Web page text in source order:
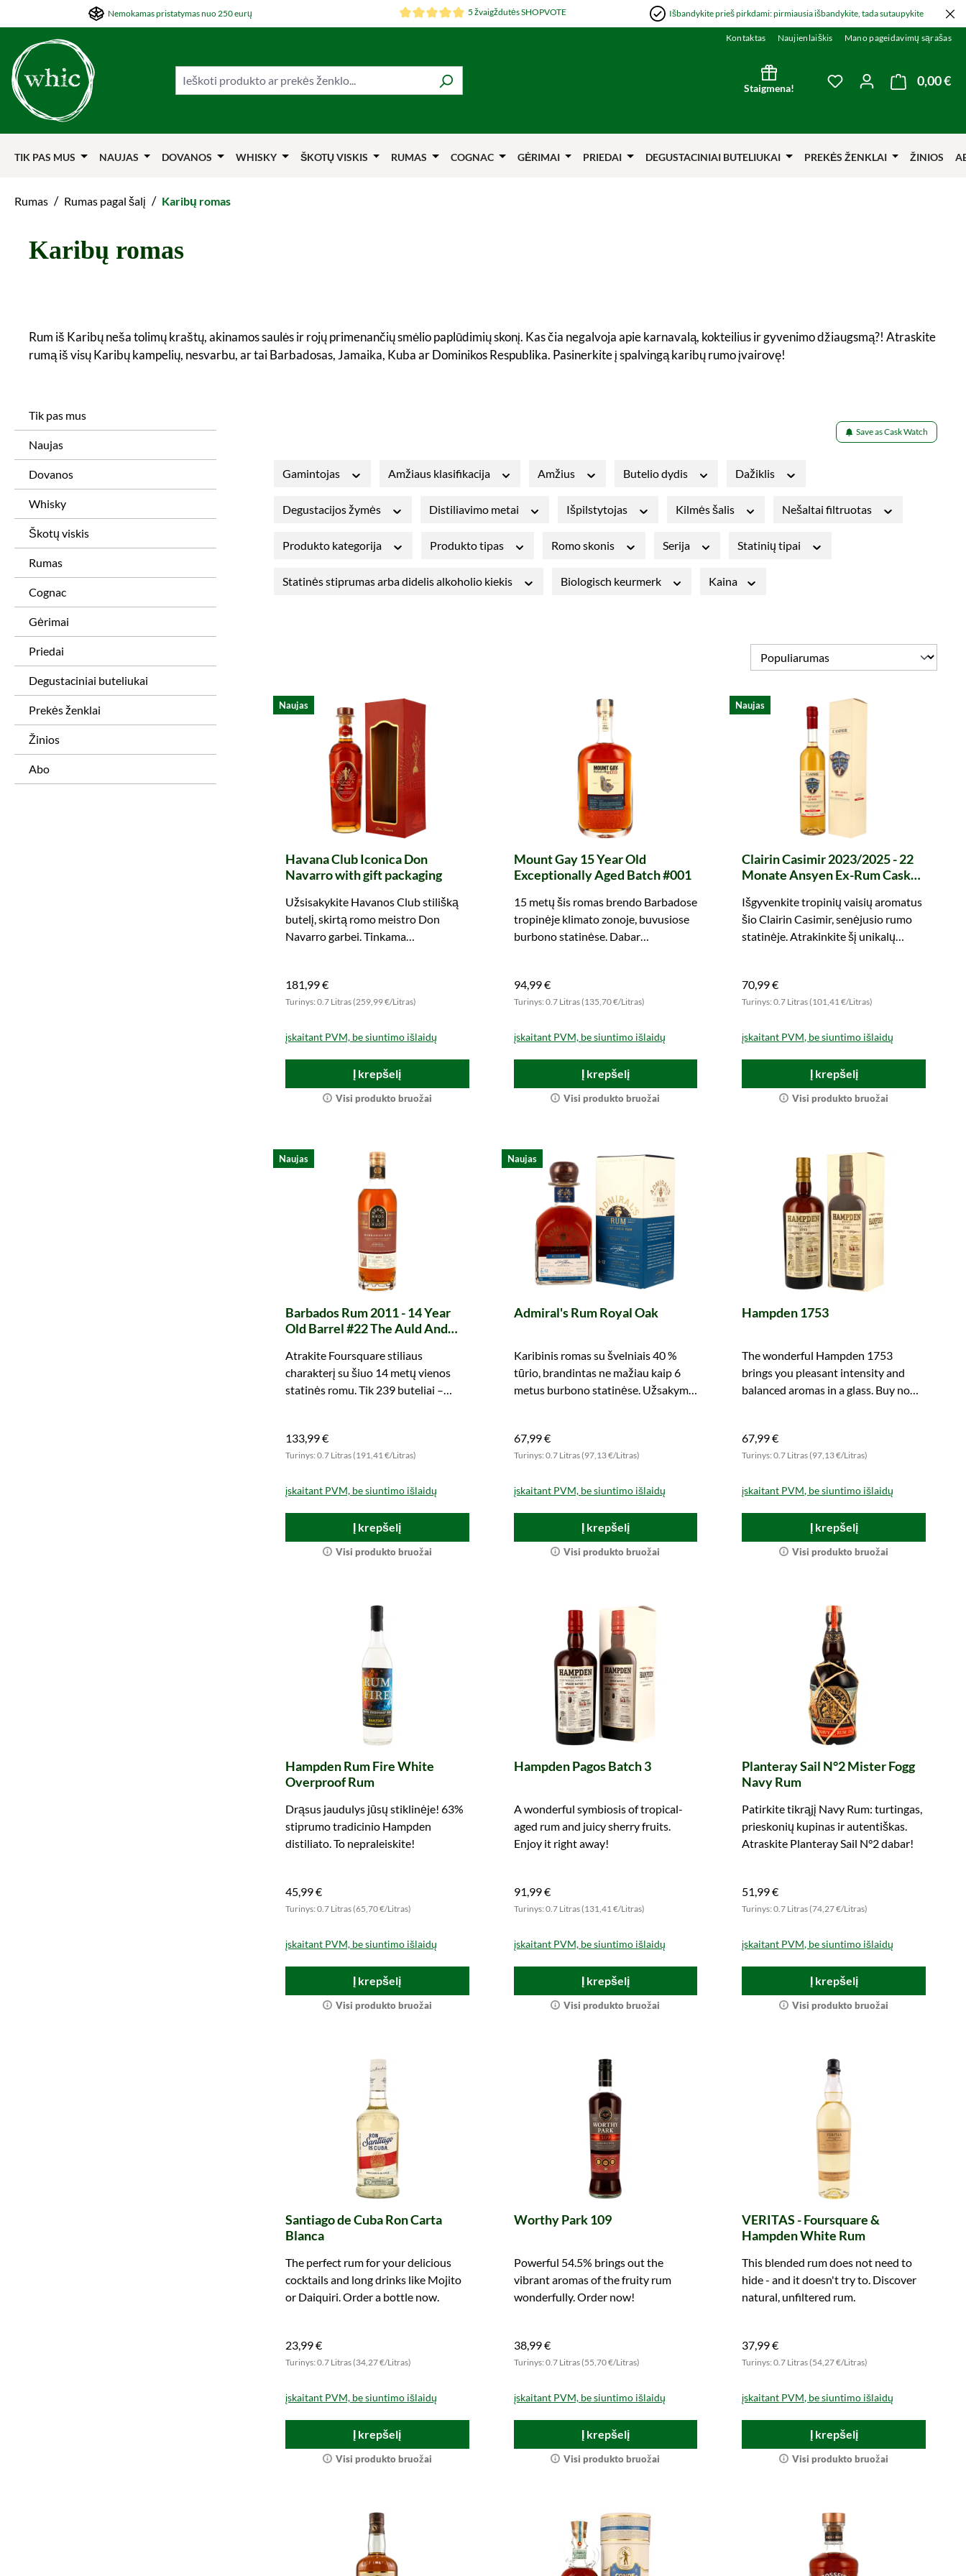
į pagrindinį turinį
Šokti į pagrindinę navigacijąNemokamas pristatymas nuo 250 eurų 5 žvaigždutės SHOPVOTE Išbandykite prieš pirkdami: pirmiausia išbandykite, tada sutaupykite
Kontaktas Naujienlaiškis Mano pageidavimų sąrašas
Staigmena!
You have 0 wishlist
0,00 €
TIK PAS MUS NAUJAS DOVANOS WHISKY ŠKOTŲ VISKIS RUMAS COGNAC GĖRIMAI PRIEDAI DEGUSTACINIAI BUTELIUKAI PREKĖS ŽENKLAI ŽINIOS
Rumas / Rumas pagal šalį / Karibų romas
Karibų romas
Rum iš Karibų neša tolimų kraštų, akinamos saulės ir rojų primenančių smėlio paplūdimių skonį. Kas čia negalvoja apie karnavalą, kokteilius ir gyvenimo džiaugsmą?! Atraskite
rumą iš visų Karibų kampelių, nesvarbu, ar tai Barbadosas, Jamaika, Kuba ar Dominikos Respublika. Pasinerkite į spalvingą karibų rumo įvairovę!
Tik pas mus
Naujas
Dovanos
Whisky
Škotų viskis
Rumas
Cognac
Gėrimai
Priedai
Degustaciniai buteliukai
Prekės ženklai
Žinios
Abo
Save as Cask Watch
Gamintojas Amžiaus klasifikacija Amžius Butelio dydis Dažiklis
Degustacijos žymės Distiliavimo metai Išpilstytojas Kilmės šalis Nešaltai filtruotas
Produkto kategorija Produkto tipas Romo skonis Serija Statinių tipai
Statinės stiprumas arba didelis alkoholio kiekis Biologisch keurmerk Kaina
Naujas
Havana Club Iconica Don
Navarro with gift packaging
Užsisakykite Havanos Club stilišką
butelį, skirtą romo meistro Don
Navarro garbei. Tinkama
181,99 €
Turinys: 0.7 Litras (259,99 €/Litras)
įskaitant PVM, be siuntimo išlaidų
Į krepšelį
Visi produkto bruožai
Mount Gay 15 Year Old
Exceptionally Aged Batch #001
15 metų šis romas brendo Barbadose
tropinėje klimato zonoje, buvusiose
burbono statinėse. Dabar
94,99 €
Turinys: 0.7 Litras (135,70 €/Litras)
įskaitant PVM, be siuntimo išlaidų
Į krepšelį
Visi produkto bruožai
Naujas
Clairin Casimir 2023/2025 - 22
Monate Ansyen Ex-Rum Cask
Išgyvenkite tropinių vaisių aromatus
šio Clairin Casimir, senėjusio rumo
statinėje. Atrakinkite šį unikalų
70,99 €
Turinys: 0.7 Litras (101,41 €/Litras)
įskaitant PVM, be siuntimo išlaidų
Į krepšelį
Visi produkto bruožai
Naujas
Barbados Rum 2011 - 14 Year
Old Barrel #22 The Auld And
Atrakite Foursquare stiliaus
charakterį su šiuo 14 metų vienos
statinės romu. Tik 239 buteliai –
133,99 €
Turinys: 0.7 Litras (191,41 €/Litras)
įskaitant PVM, be siuntimo išlaidų
Į krepšelį
Visi produkto bruožai
Naujas
Admiral's Rum Royal Oak
Karibinis romas su švelniais 40 %
tūrio, brandintas ne mažiau kaip 6
metus burbono statinėse. Užsakymai
67,99 €
Turinys: 0.7 Litras (97,13 €/Litras)
įskaitant PVM, be siuntimo išlaidų
Į krepšelį
Visi produkto bruožai
Hampden 1753
The wonderful Hampden 1753
brings you pleasant intensity and
balanced aromas in a glass. Buy now
67,99 €
Turinys: 0.7 Litras (97,13 €/Litras)
įskaitant PVM, be siuntimo išlaidų
Į krepšelį
Visi produkto bruožai
Hampden Rum Fire White
Overproof Rum
Drąsus jaudulys jūsų stiklinėje! 63%
stiprumo tradicinio Hampden
distiliato. To nepraleiskite!
45,99 €
Turinys: 0.7 Litras (65,70 €/Litras)
įskaitant PVM, be siuntimo išlaidų
Į krepšelį
Visi produkto bruožai
Hampden Pagos Batch 3
A wonderful symbiosis of tropical-
aged rum and juicy sherry fruits.
Enjoy it right away!
91,99 €
Turinys: 0.7 Litras (131,41 €/Litras)
įskaitant PVM, be siuntimo išlaidų
Į krepšelį
Visi produkto bruožai
Planteray Sail N°2 Mister Fogg
Navy Rum
Patirkite tikrąjį Navy Rum: turtingas,
prieskonių kupinas ir autentiškas.
Atraskite Planteray Sail N°2 dabar!
51,99 €
Turinys: 0.7 Litras (74,27 €/Litras)
įskaitant PVM, be siuntimo išlaidų
Į krepšelį
Visi produkto bruožai
Santiago de Cuba Ron Carta
Blanca
The perfect rum for your delicious
cocktails and long drinks like Mojito
or Daiquiri. Order a bottle now.
23,99 €
Turinys: 0.7 Litras (34,27 €/Litras)
įskaitant PVM, be siuntimo išlaidų
Į krepšelį
Visi produkto bruožai
Worthy Park 109
Powerful 54.5% brings out the
vibrant aromas of the fruity rum
wonderfully. Order now!
38,99 €
Turinys: 0.7 Litras (55,70 €/Litras)
įskaitant PVM, be siuntimo išlaidų
Į krepšelį
Visi produkto bruožai
VERITAS - Foursquare &
Hampden White Rum
This blended rum does not need to
hide - and it doesn't try to. Discover
natural, unfiltered rum.
37,99 €
Turinys: 0.7 Litras (54,27 €/Litras)
įskaitant PVM, be siuntimo išlaidų
Į krepšelį
Visi produkto bruožai